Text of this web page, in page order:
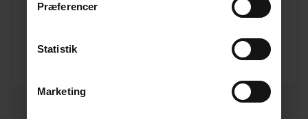
Præferencer
Statistik
Marketing
Pakkeinfo. STK.
Se produkt